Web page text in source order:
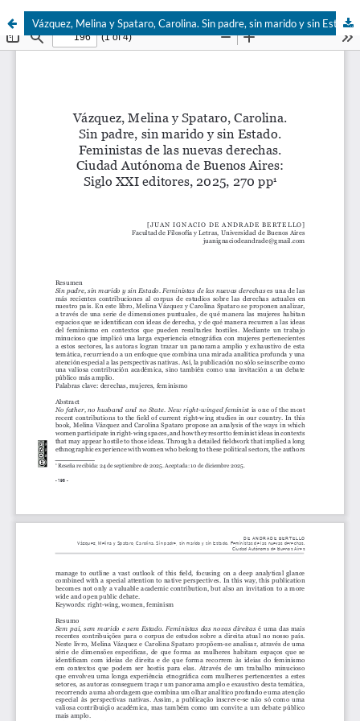
Vázquez, Melina y Spataro, Carolina. Sin padre, sin marido y sin Estado. Feministas de las nuevas derechas. Ciudad Autónoma de Buenos Aires: Siglo XXI editores, 270 pp.